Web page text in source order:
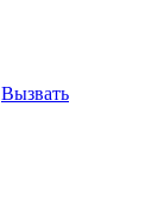
Вызвать